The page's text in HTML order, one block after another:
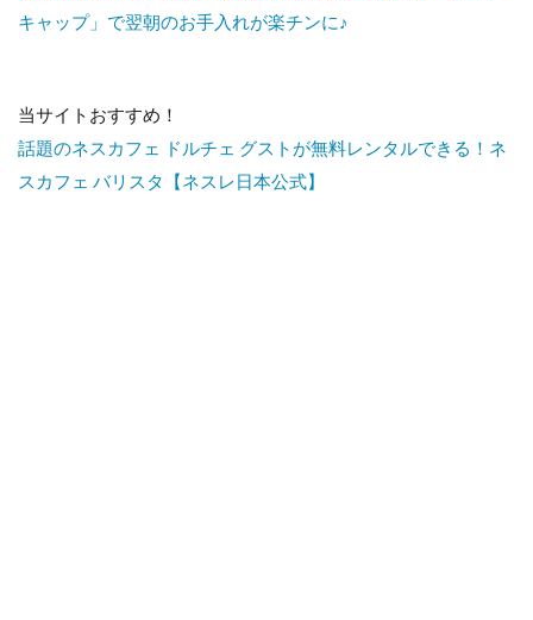
キャップ」で翌朝のお手入れが楽チンに♪
当サイトおすすめ！
話題のネスカフェ ドルチェ グストが無料レンタルできる！ネ
スカフェ バリスタ【ネスレ日本公式】